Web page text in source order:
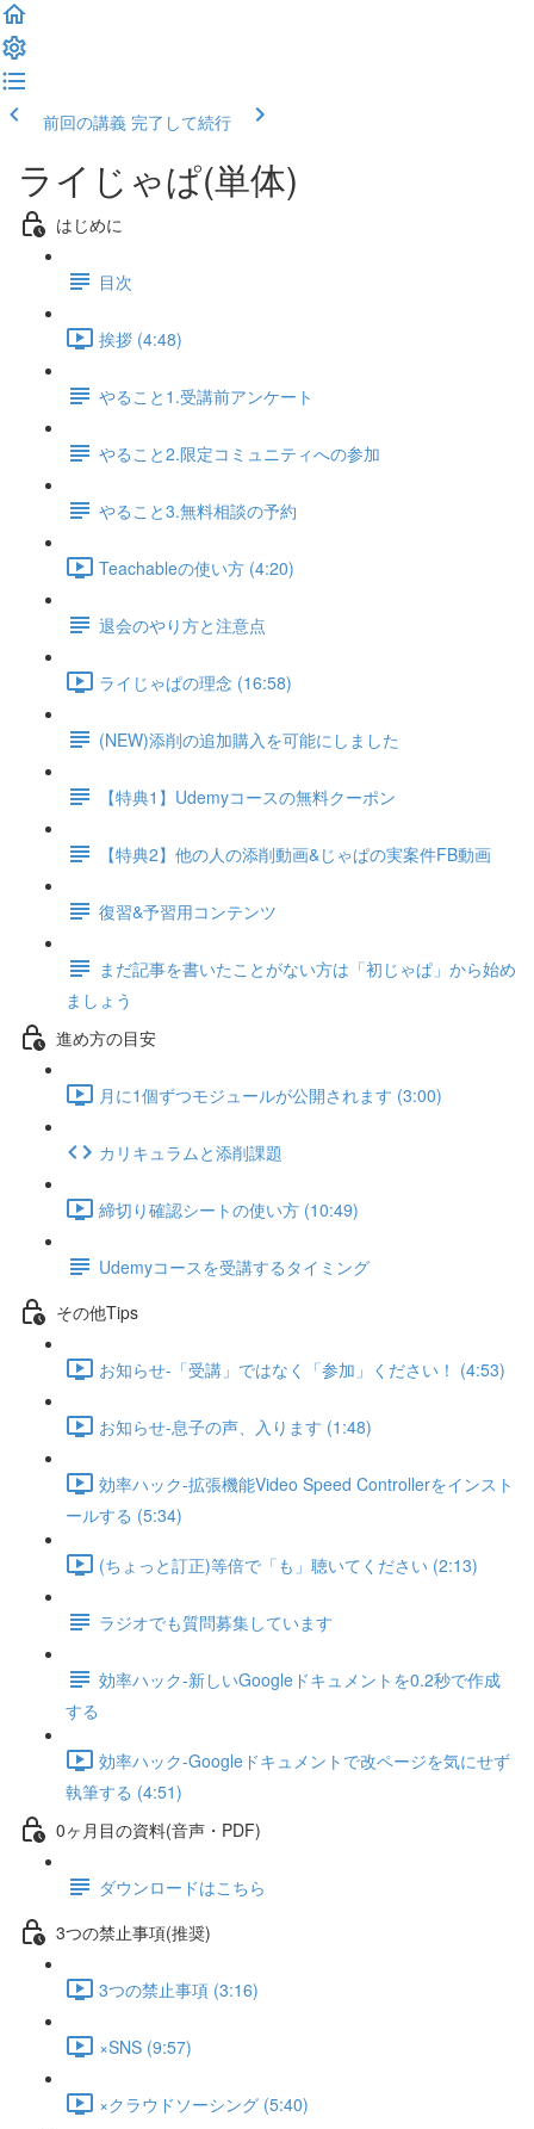
前回の講義 完了して続行
ライじゃぱ(単体)
はじめに
目次
挨拶 (4:48)
やること1.受講前アンケート
やること2.限定コミュニティへの参加
やること3.無料相談の予約
Teachableの使い方 (4:20)
退会のやり方と注意点
ライじゃぱの理念 (16:58)
(NEW)添削の追加購入を可能にしました
【特典1】Udemyコースの無料クーポン
【特典2】他の人の添削動画&じゃぱの実案件FB動画
復習&予習用コンテンツ
まだ記事を書いたことがない方は「初じゃぱ」から始め
ましょう
進め方の目安
月に1個ずつモジュールが公開されます (3:00)
カリキュラムと添削課題
締切り確認シートの使い方 (10:49)
Udemyコースを受講するタイミング
その他Tips
お知らせ-「受講」ではなく「参加」ください！ (4:53)
お知らせ-息子の声、入ります (1:48)
効率ハック-拡張機能Video Speed Controllerをインスト
ールする (5:34)
(ちょっと訂正)等倍で「も」聴いてください (2:13)
ラジオでも質問募集しています
効率ハック-新しいGoogleドキュメントを0.2秒で作成
する
効率ハック-Googleドキュメントで改ページを気にせず
執筆する (4:51)
0ヶ月目の資料(音声・PDF)
ダウンロードはこちら
3つの禁止事項(推奨)
3つの禁止事項 (3:16)
×SNS (9:57)
×クラウドソーシング (5:40)